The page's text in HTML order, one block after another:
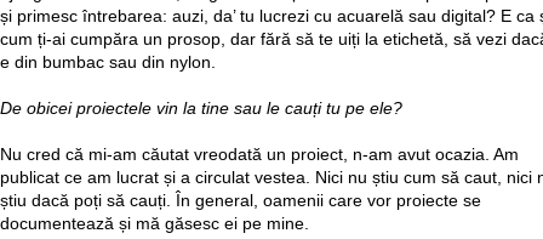
și primesc întrebarea: auzi, da’ tu lucrezi cu acuarelă sau digital? E ca
cum ți-ai cumpăra un prosop, dar fără să te uiți la etichetă, să vezi
e din bumbac sau din nylon.
De obicei proiectele vin la tine sau le cauți tu pe ele?
Nu cred că mi-am căutat vreodată un proiect, n-am avut ocazia. Am
publicat ce am lucrat și a circulat vestea. Nici nu știu cum să caut, nici
știu dacă poți să cauți. În general, oamenii care vor proiecte se
documentează și mă găsesc ei pe mine.